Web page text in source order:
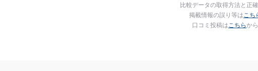
比較データの取得方法と正
掲載情報の誤り等はこち
口コミ投稿はこちらか